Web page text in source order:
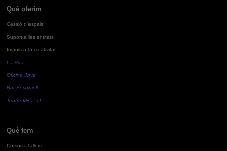
Què oferim
Cessió d'espais
Suport a les entitats
Impuls a la creativitat
La Pua
Oficina Jove
Bar Bocamoll
Teatre Mira-sol
Què fem
Cursos i Tallers